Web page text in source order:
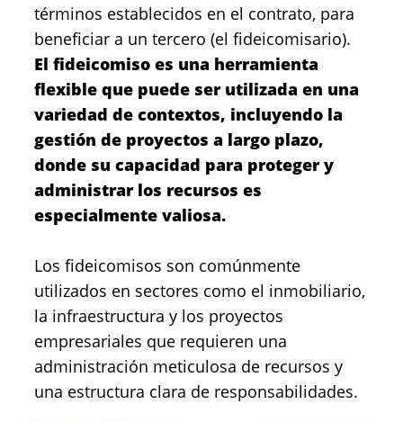
términos establecidos en el contrato, para
beneficiar a un tercero (el fideicomisario).
El fideicomiso es una herramienta
flexible que puede ser utilizada en una
variedad de contextos, incluyendo la
gestión de proyectos a largo plazo,
donde su capacidad para proteger y
administrar los recursos es
especialmente valiosa.
Los fideicomisos son comúnmente
utilizados en sectores como el inmobiliario,
la infraestructura y los proyectos
empresariales que requieren una
administración meticulosa de recursos y
una estructura clara de responsabilidades.